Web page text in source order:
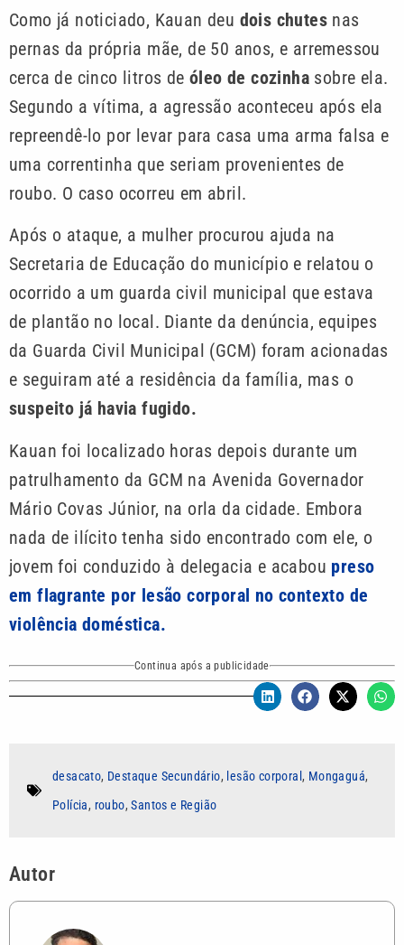
Como já noticiado, Kauan deu dois chutes nas
pernas da própria mãe, de 50 anos, e arremessou
cerca de cinco litros de óleo de cozinha sobre ela.
Segundo a vítima, a agressão aconteceu após ela
repreendê-lo por levar para casa uma arma falsa e
uma correntinha que seriam provenientes de
roubo. O caso ocorreu em abril.
Após o ataque, a mulher procurou ajuda na
Secretaria de Educação do município e relatou o
ocorrido a um guarda civil municipal que estava
de plantão no local. Diante da denúncia, equipes
da Guarda Civil Municipal (GCM) foram acionadas
e seguiram até a residência da família, mas o
suspeito já havia fugido.
Kauan foi localizado horas depois durante um
patrulhamento da GCM na Avenida Governador
Mário Covas Júnior, na orla da cidade. Embora
nada de ilícito tenha sido encontrado com ele, o
jovem foi conduzido à delegacia e acabou preso
em flagrante por lesão corporal no contexto de
violência doméstica.
Continua após a publicidade
desacato, Destaque Secundário, lesão corporal , Mongaguá,
Polícia, roubo,Santos e Região
Autor